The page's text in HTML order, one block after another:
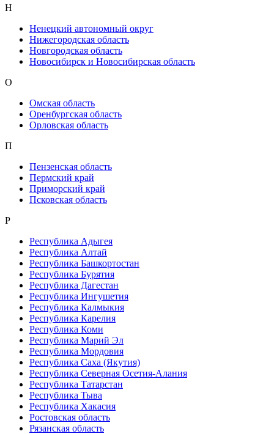
Н
Ненецкий автономный округ
Нижегородская область
Новгородская область
Новосибирск и Новосибирская область
О
Омская область
Оренбургская область
Орловская область
П
Пензенская область
Пермский край
Приморский край
Псковская область
Р
Республика Адыгея
Республика Алтай
Республика Башкортостан
Республика Бурятия
Республика Дагестан
Республика Ингушетия
Республика Калмыкия
Республика Карелия
Республика Коми
Республика Марий Эл
Республика Мордовия
Республика Саха (Якутия)
Республика Северная Осетия-Алания
Республика Татарстан
Республика Тыва
Республика Хакасия
Ростовская область
Рязанская область